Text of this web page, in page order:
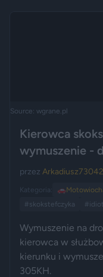
Source: wgrane.pl
Kierowca
wymuszenie -
przez Arkadiusz73042
Kategoria: 🚗
#skokstefczyka
Wymuszenie na
kierowca w
kierunku i
305KH.